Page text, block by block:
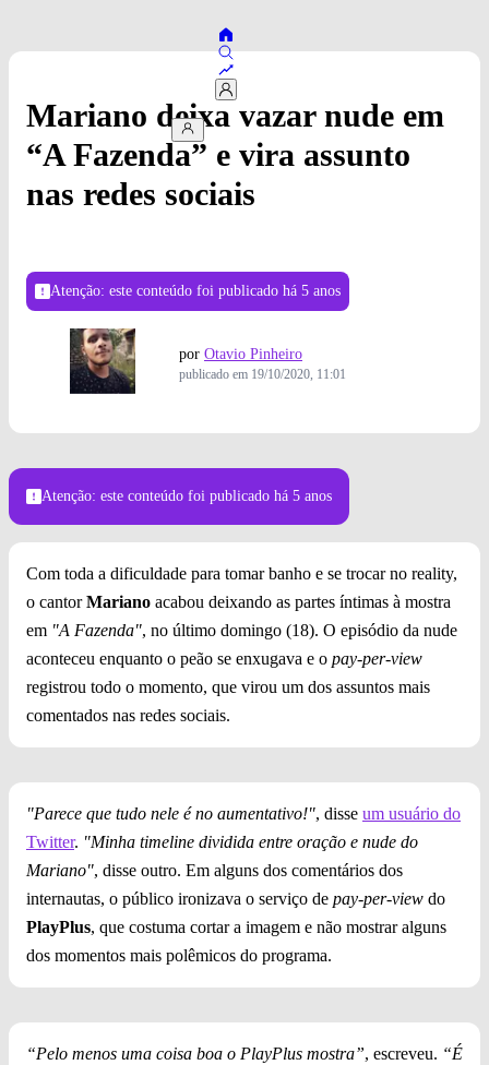
Mariano deixa vazar nude em
“A Fazenda” e vira assunto
nas redes sociais
Atenção: este conteúdo foi publicado há 5 anos
por Otavio Pinheiro
publicado em 19/10/2020, 11:01
Atenção: este conteúdo foi publicado há 5 anos
Com toda a dificuldade para tomar banho e se trocar no reality,
o cantorMariano acabou deixando as partes íntimas à mostra
em "A Fazenda", no último domingo (18). O episódio da nude
aconteceu enquanto o peão se enxugava e o pay-per-view
registrou todo o momento, que virou um dos assuntos mais
comentados nas redes sociais.
"Parece que tudo nele é no aumentativo!", disse um usuário do
Twitter. "Minha timeline dividida entre oração e nude do
Mariano", disse outro. Em alguns dos comentários dos
internautas, o público ironizava o serviço de pay-per-view do
PlayPlus, que costuma cortar a imagem e não mostrar alguns
dos momentos mais polêmicos do programa.
“Pelo menos uma coisa boa o PlayPlus mostra”, escreveu. “É